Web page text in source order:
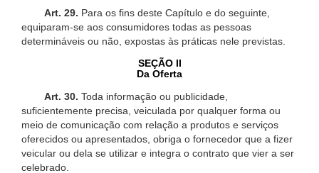
Art. 29. Para os fins deste Capítulo e do seguinte,
equiparam-se aos consumidores todas as pessoas
determináveis ou não, expostas às práticas nele previstas.
SEÇÃO II
Da Oferta
Art. 30. Toda informação ou publicidade,
suficientemente precisa, veiculada por qualquer forma ou
meio de comunicação com relação a produtos e serviços
oferecidos ou apresentados, obriga o fornecedor que a fizer
veicular ou dela se utilizar e integra o contrato que vier a ser
celebrado.